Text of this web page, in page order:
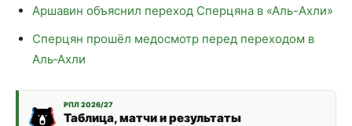
Аршавин объяснил переход Сперцяна в «Аль-Ахли»
Сперцян прошёл медосмотр перед переходом в
Аль‑Ахли
РПЛ 2026/27
Таблица, матчи и результаты